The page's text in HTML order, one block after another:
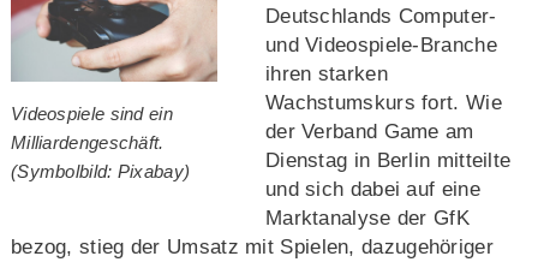
Videospiele sind ein
Milliardengeschäft.
(Symbolbild: Pixabay)
Deutschlands Computer-
und Videospiele-Branche
ihren starken
Wachstumskurs fort. Wie
der Verband Game am
Dienstag in Berlin mitteilte
und sich dabei auf eine
Marktanalyse der GfK
bezog, stieg der Umsatz mit Spielen, dazugehöriger